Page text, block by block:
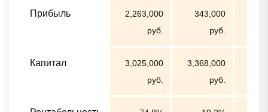
Прибыль
2,263,000
руб.
343,000
руб.
Капитал
3,025,000
руб.
3,368,000
руб.